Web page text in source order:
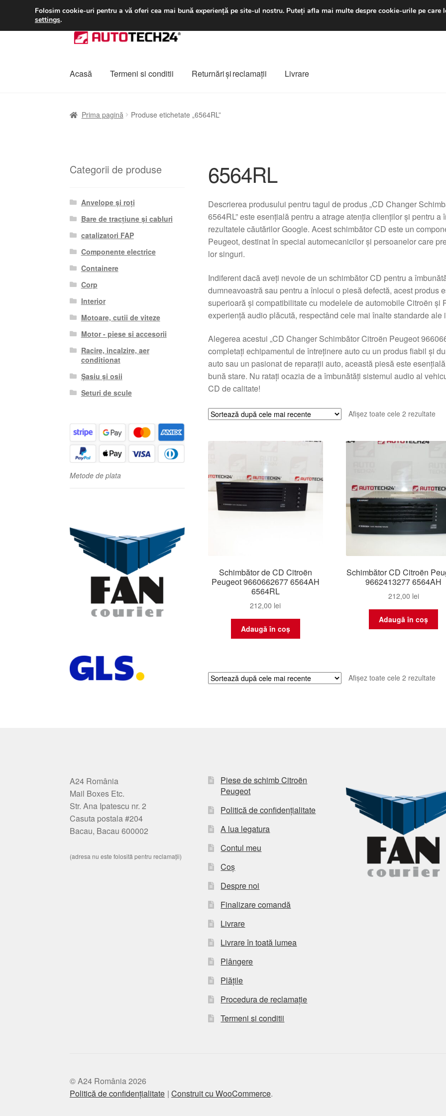
LIVRARE de la 33 lei luni-vineri 9 a.m. - 4
Sari
la
Sari
la
Acasă Termeni si conditii Returnări şi reclamații Livrare
Prima pagină Produse etichetate „6564RL”
6564RL
Descrierea produsului pentru tagul de produs „CD Changer
6564RL” este esențială pentru a atrage atenția clienților și pentru
rezultatele căutărilor Google. Acest schimbător CD este un
Peugeot, destinat în special automecanicilor și persoanelor care
lor singuri.
Indiferent dacă aveți nevoie de un schimbător CD pentru a
dumneavoastră sau pentru a înlocui o piesă defectă, acest produs
superioară și compatibilitate cu modelele de automobile Citroën și
experiență audio plăcută, respectând cele mai înalte standarde ale
Alegerea acestui „CD Changer Schimbător Citroën Peugeot
completați echipamentul de întreținere auto cu un produs fiabil și
auto sau un pasionat de reparații auto, această piesă este
bună stare. Nu ratați ocazia de a îmbunătăți sistemul audio al
CD de calitate!
Afișez toate cele 2 rezultate
Schimbător de CD Citroën
Peugeot 9660662677 6564AH
6564RL
212,00 lei
Adaugă în coș
Schimbător CD Citroën
9662413277 6564AH
212,00 lei
Adaugă în coș
Afișez toate cele 2 rezultate
Categorii de produse
Anvelope și roți
Bare de tracțiune și cabluri
catalizatori FAP
Componente electrice
Containere
Corp
Interior
Motoare, cutii de viteze
Motor - piese si accesorii
Racire, incalzire, aer
conditionat
Șasiu și osii
Seturi de scule
Metode de plata
A24 România
Mail Boxes Etc.
Str. Ana Ipatescu nr. 2
Casuta postala #204
Bacau, Bacau 600002
(adresa nu este folosită pentru reclamații)
Piese de schimb Citroën
Peugeot
Politică de confidențialitate
A lua legatura
Contul meu
Coș
Despre noi
Finalizare comandă
Livrare
Livrare în toată lumea
Plângere
Plățile
Procedura de reclamație
Termeni si conditii
© A24 România 2026
Politică de confidențialitate Construit cu WooCommerce.
Folosim cookie-uri pentru a vă oferi cea mai bună experiență pe site-ul nostru. Puteți afla mai multe despre cookie-urile pe
settings.